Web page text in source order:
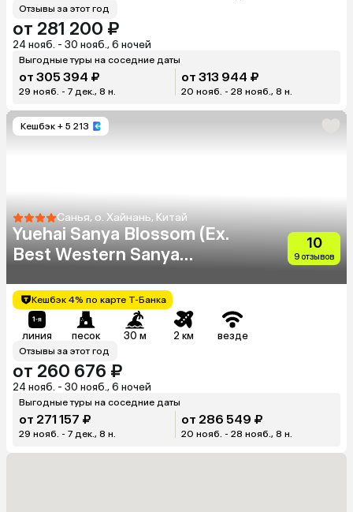
Отзывы за этот год
от 281 200 ₽
24 нояб. - 30 нояб., 6 ночей
Выгодные туры на соседние даты
от 305 394 ₽
29 нояб. - 7 дек., 8 н.
от 313 944 ₽
20 нояб. - 28 нояб., 8 н.
Кешбэк + 5 213
Санья, о. Хайнань, Китай
Yuehai Sanya Blossom (Ex.
Best Western Sanya
Resort Hotel)
10
9 отзывов
Кешбэк 4% по карте Т-Банка
линия песок 30 м 2 км везде
Отзывы за этот год
от 260 676 ₽
24 нояб. - 30 нояб., 6 ночей
Выгодные туры на соседние даты
от 271 157 ₽
29 нояб. - 7 дек., 8 н.
от 286 549 ₽
20 нояб. - 28 нояб., 8 н.